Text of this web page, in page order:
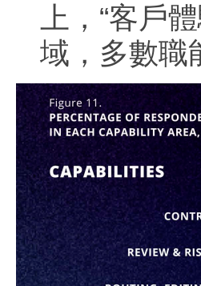
上，“客戶
域，多數職